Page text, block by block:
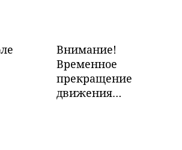
Внимание!
Временное
прекращение
движения